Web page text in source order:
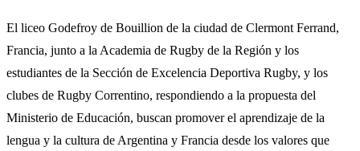
El liceo Godefroy de Bouillion de la ciudad de Clermont Ferrand,
Francia, junto a la Academia de Rugby de la Región y los
estudiantes de la Sección de Excelencia Deportiva Rugby, y los
clubes de Rugby Correntino, respondiendo a la propuesta del
Ministerio de Educación, buscan promover el aprendizaje de la
lengua y la cultura de Argentina y Francia desde los valores que